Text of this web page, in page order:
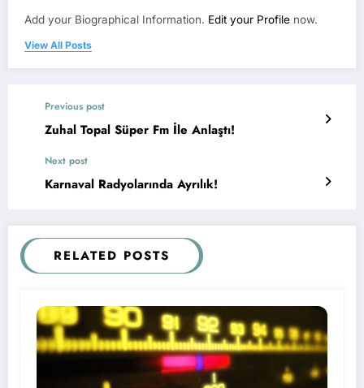
Add your Biographical Information. Edit your Profile now.
View All Posts
Previous post
Zuhal Topal Süper Fm İle Anlaştı!
Next post
Karnaval Radyolarında Ayrılık!
RELATED POSTS